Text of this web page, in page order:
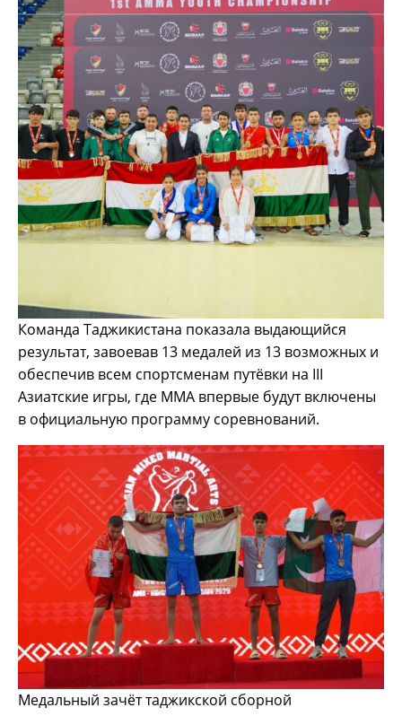
Команда Таджикистана показала выдающийся
результат, завоевав 13 медалей из 13 возможных и
обеспечив всем спортсменам путёвки на III
Азиатские игры, где ММА впервые будут включены
в официальную программу соревнований.
Медальный зачёт таджикской сборной